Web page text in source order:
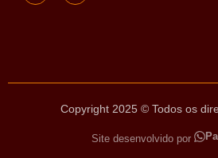
Copyright 2025 © Todos os
Site desenvolvido por